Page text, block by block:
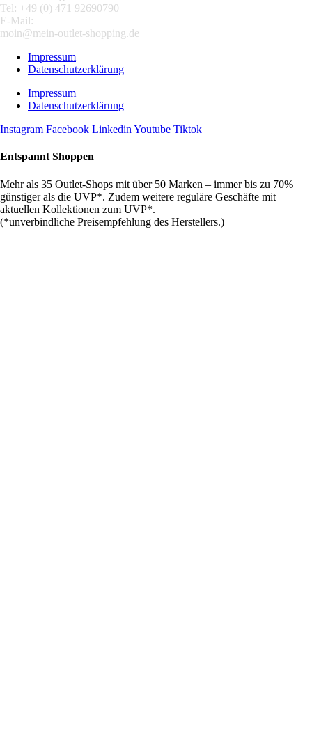
Tel: +49 (0) 471 92690790
E-Mail:
moin@mein-outlet-shopping.de
Impressum
Datenschutzerklärung
Impressum
Datenschutzerklärung
Instagram Facebook Linkedin Youtube Tiktok
Entspannt Shoppen
Mehr als 35 Outlet-Shops mit über 50 Marken – immer bis zu 70%
günstiger als die UVP*. Zudem weitere reguläre Geschäfte mit
aktuellen Kollektionen zum UVP*.
(*unverbindliche Preisempfehlung des Herstellers.)